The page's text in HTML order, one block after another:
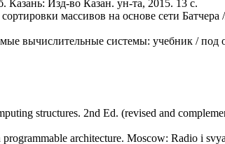
Изд-во Казан. ун-та, 2015. 13 с.
массивов на основе сети
вычислительные системы: учебник / под
structures. 2nd Ed. (revised and
architecture. Moscow: Radio i